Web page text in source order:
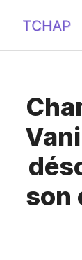
contenu
son